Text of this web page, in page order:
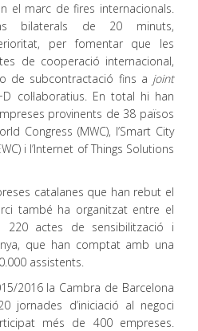
el marc de fires internacionals.
bilaterals de 20 minuts,
per fomentar que les
de cooperació internacional,
de subcontractació fins a joint
col·laboratius. En total hi han
provinents de 38 països
Congress (MWC), l’Smart City
i l’Internet of Things Solutions
catalanes que han rebut el
també ha organitzat entre el
actes de sensibilització i
que han comptat amb una
assistents.
2016 la Cambra de Barcelona
jornades d’iniciació al negoci
més de 400 empreses.